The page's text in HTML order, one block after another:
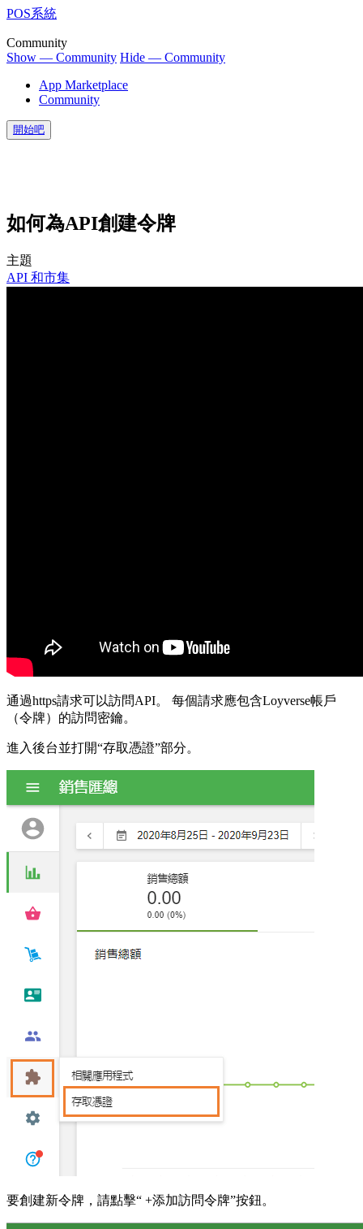
POS系統
Community
Show — Community Hide — Community
App Marketplace
Community
開始吧
如何為API創建令牌
主題
API 和市集
通過https請求可以訪問API。 每個請求應包含Loyverse帳戶
（令牌）的訪問密鑰。
進入後台並打開“存取憑證”部分。
要創建新令牌，請點擊“ +添加訪問令牌”按鈕。